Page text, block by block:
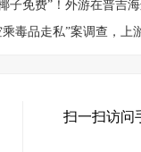
子免费”！外游在普吉
毒品走私”案调查，上
扫一扫访问